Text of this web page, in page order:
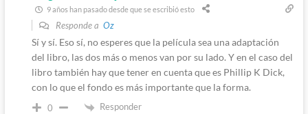
9 años han pasado desde que se escribió esto
Responde a Oz
Sí y sí. Eso sí, no esperes que la película sea una adaptación
del libro, las dos más o menos van por su lado. Y en el caso del
libro también hay que tener en cuenta que es Phillip K Dick,
con lo que el fondo es más importante que la forma.
0 Responder